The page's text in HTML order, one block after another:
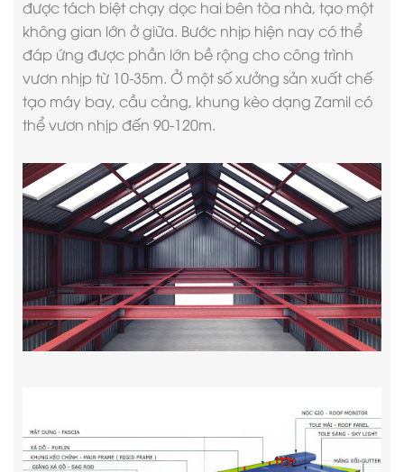
được tách biệt chạy dọc hai bên tòa nhà, tạo một
không gian lớn ở giữa. Bước nhịp hiện nay có thể
đáp ứng được phần lớn bề rộng cho công trình
vươn nhịp từ 10-35m. Ở một số xưởng sản xuất chế
tạo máy bay, cầu cảng, khung kèo dạng Zamil có
thể vươn nhịp đến 90-120m.